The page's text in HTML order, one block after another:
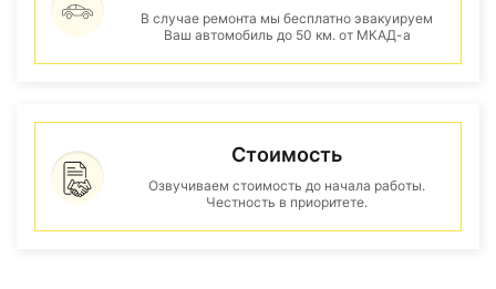
В случае ремонта мы бесплатно эвакуируем
Ваш автомобиль до 50 км. от МКАД-а
Стоимость
Озвучиваем стоимость до начала работы.
Честность в приоритете.